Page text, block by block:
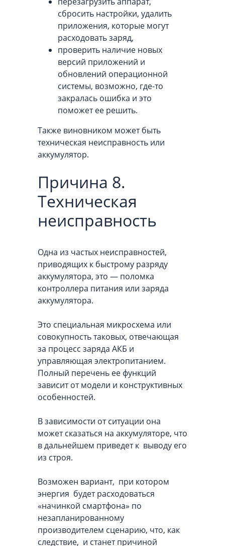
сбросить настройки, удалить
приложения, которые могут
расходовать заряд,
проверить наличие новых
версий приложений и
обновлений операционной
системы, возможно, где-то
закралась ошибка и это
поможет ее решить.
Также виновником может быть
техническая неисправность или
аккумулятор.
Причина 8.
Техническая
неисправность
Одна из частых неисправностей,
приводящих к быстрому разряду
аккумулятора, это — поломка
контроллера питания или заряда
аккумулятора.
Это специальная микросхема или
совокупность таковых, отвечающая
за процесс заряда АКБ и
управляющая электропитанием.
Полный перечень ее функций
зависит от модели и конструктивных
особенностей.
В зависимости от ситуации она
может сказаться на аккумуляторе, что
в дальнейшем приведет к выводу его
из строя.
Возможен вариант, при котором
энергия будет расходоваться
«начинкой смартфона» по
незапланированному
производителем сценарию, что, как
следствие, и станет причиной